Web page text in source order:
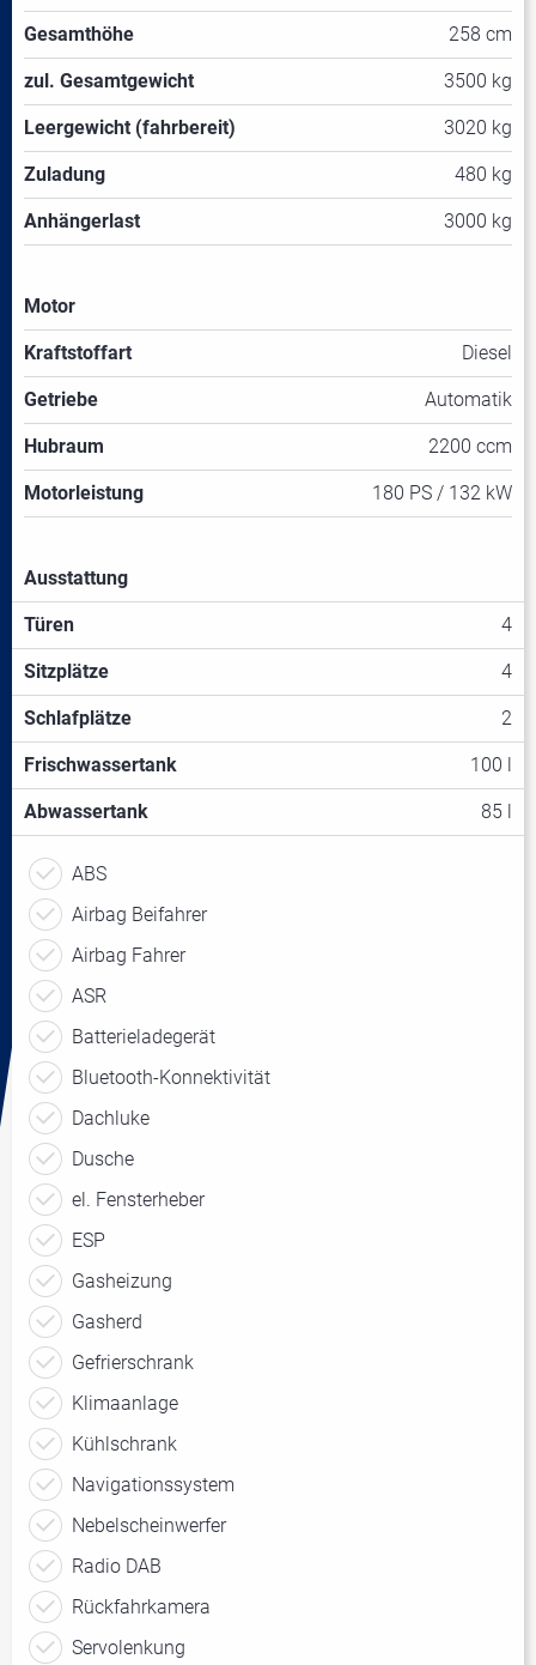
Gesamthöhe 258 cm
zul. Gesamtgewicht 3500 kg
Leergewicht (fahrbereit) 3020 kg
Zuladung 480 kg
Anhängerlast 3000 kg
Motor
Kraftstoffart Diesel
Getriebe Automatik
Hubraum 2200 ccm
Motorleistung 180 PS / 132 kW
Ausstattung
Türen 4
Sitzplätze 4
Schlafplätze 2
Frischwassertank 100 l
Abwassertank 85 l
ABS
Airbag Beifahrer
Airbag Fahrer
ASR
Batterieladegerät
Bluetooth-Konnektivität
Dachluke
Dusche
el. Fensterheber
ESP
Gasheizung
Gasherd
Gefrierschrank
Klimaanlage
Kühlschrank
Navigationssystem
Nebelscheinwerfer
Radio DAB
Rückfahrkamera
Servolenkung